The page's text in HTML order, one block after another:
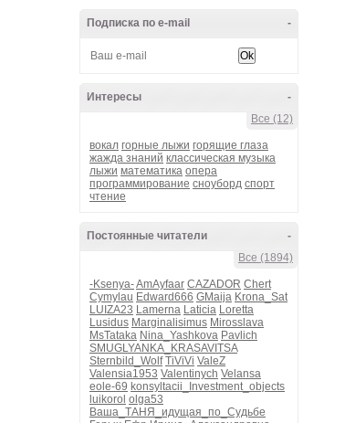
-
Подписка по e-mail
-
Интересы
Все (12)
вокал горные лыжи горящие глаза
жажда знаний классическая музыка
лыжи математика опера
программирование сноуборд спорт
чтение
-
Постоянные читатели
Все (1894)
-Ksenya-AmAyfaar CAZADOR Chert
Cymylau Edward666 GMaija Krona_Sat
LUIZA23 Lamerna Laticia Loretta
Lusidus Marginalisimus Mirosslava
MsTataka Nina_Yashkova Pavlich
SMUGLYANKA_KRASAVITSA
Sternbild_Wolf TiViVi ValeZ
Valensia1953 Valentinych Velansa
eole-69 konsyltacii_Investment_objects
luikorol olga53
Ваша_ТАНЯ_идущая_по_Судьбе